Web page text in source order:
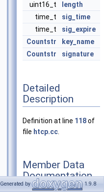
uint16_t
length
time_t
sig_time
time_t
sig_expire
Countstr
key_name
Countstr
signature
Detailed
Description
Definition at line 118of
file htcp.cc
Member Data
Documentation
Generated by 1.9.8